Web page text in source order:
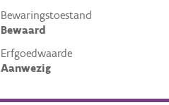
Bewaringstoestand
Bewaard
Erfgoedwaarde
Aanwezig